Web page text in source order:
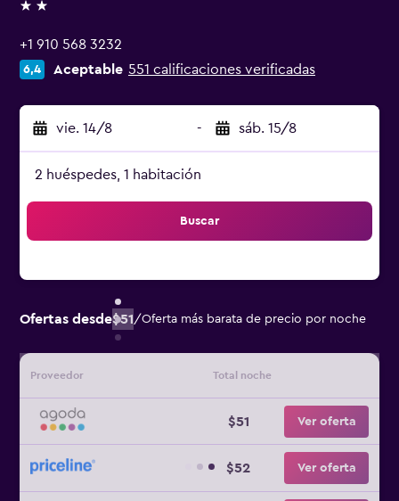
2 estrellas
+1 910 568 3232
6,4 Aceptable 551 calificaciones verificadas
vie. 14/8 - sáb. 15/8
2 huéspedes, 1 habitación
Buscar
Ofertas desde$51/Oferta más barata de precio por noche
Proveedor Total noche
$51 Ver oferta
$52 Ver oferta